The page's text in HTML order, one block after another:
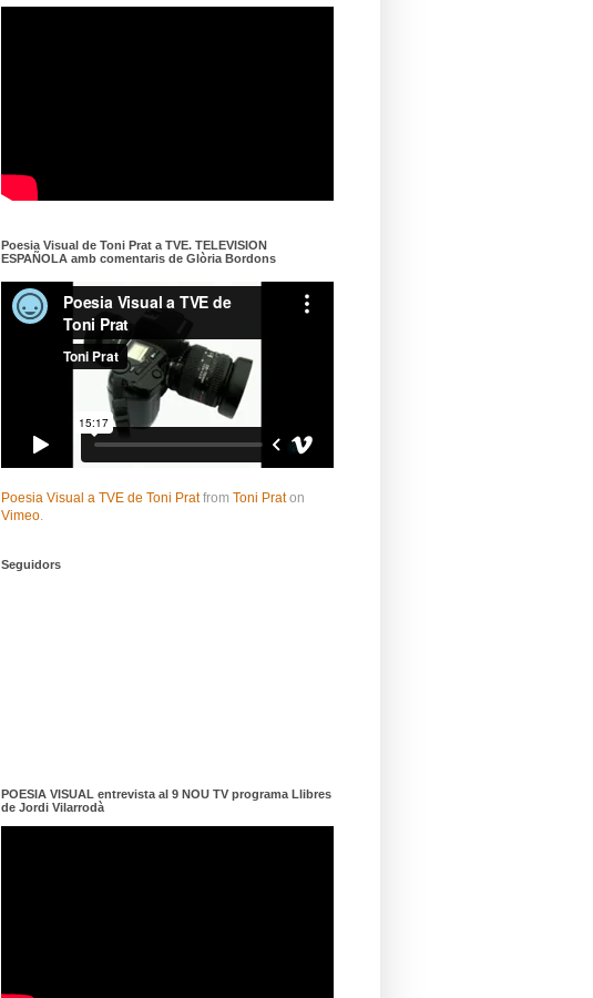
Poesia Visual de Toni Prat a TVE. TELEVISION
ESPAÑOLA amb comentaris de Glòria Bordons
Poesia Visual a TVE de Toni Pratfrom Toni Praton
Vimeo.
Seguidors
POESIA VISUAL entrevista al 9 NOU TV programa Llibres
de Jordi Vilarrodà